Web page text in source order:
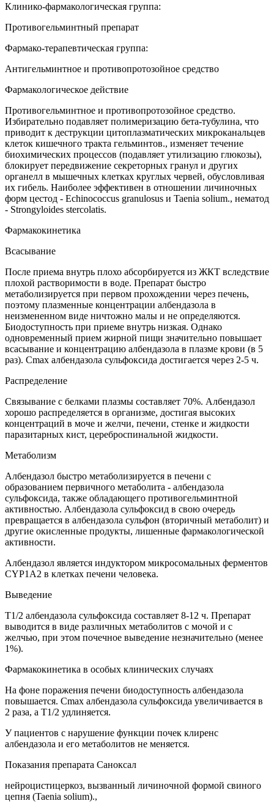
Клинико-фармакологическая группа:
Противогельминтный препарат
Фармако-терапевтическая группа:
Антигельминтное и противопротозойное средство
Фармакологическое действие
Противогельминтное и противопротозойное средство.
Избирательно подавляет полимеризацию бета-тубулина, что
приводит к деструкции цитоплазматических микроканальцев
клеток кишечного тракта гельминтов., изменяет течение
биохимических процессов (подавляет утилизацию глюкозы),
блокирует передвижение секреторных гранул и других
органелл в мышечных клетках круглых червей, обусловливая
их гибель. Наиболее эффективен в отношении личиночных
форм цестод - Echinococcus granulosus и Taenia solium., нематод
- Strongyloides stercolatis.
Фармакокинетика
Всасывание
После приема внутрь плохо абсорбируется из ЖКТ вследствие
плохой растворимости в воде. Препарат быстро
метаболизируется при первом прохождении через печень,
поэтому плазменные концентрации албендазола в
неизмененном виде ничтожно малы и не определяются.
Биодоступность при приеме внутрь низкая. Однако
одновременный прием жирной пищи значительно повышает
всасывание и концентрацию албендазола в плазме крови (в 5
раз). Cmax албендазола сульфоксида достигается через 2-5 ч.
Распределение
Связывание с белками плазмы составляет 70%. Албендазол
хорошо распределяется в организме, достигая высоких
концентраций в моче и желчи, печени, стенке и жидкости
паразитарных кист, цереброспинальной жидкости.
Метаболизм
Албендазол быстро метаболизируется в печени с
образованием первичного метаболита - албендазола
сульфоксида, также обладающего противогельминтной
активностью. Албендазола сульфоксид в свою очередь
превращается в албендазола сульфон (вторичный метаболит) и
другие окисленные продукты, лишенные фармакологической
активности.
Албендазол является индуктором микросомальных ферментов
CYP1A2 в клетках печени человека.
Выведение
T1/2 албендазола сульфоксида составляет 8-12 ч. Препарат
выводится в виде различных метаболитов с мочой и с
желчью, при этом почечное выведение незначительно (менее
1%).
Фармакокинетика в особых клинических случаях
На фоне поражения печени биодоступность албендазола
повышается. Cmax албендазола сульфоксида увеличивается в
2 раза, а T1/2 удлиняется.
У пациентов с нарушение функции почек клиренс
албендазола и его метаболитов не меняется.
Показания препарата Саноксал
нейроцистицеркоз, вызванный личиночной формой свиного
цепня (Taenia solium).,